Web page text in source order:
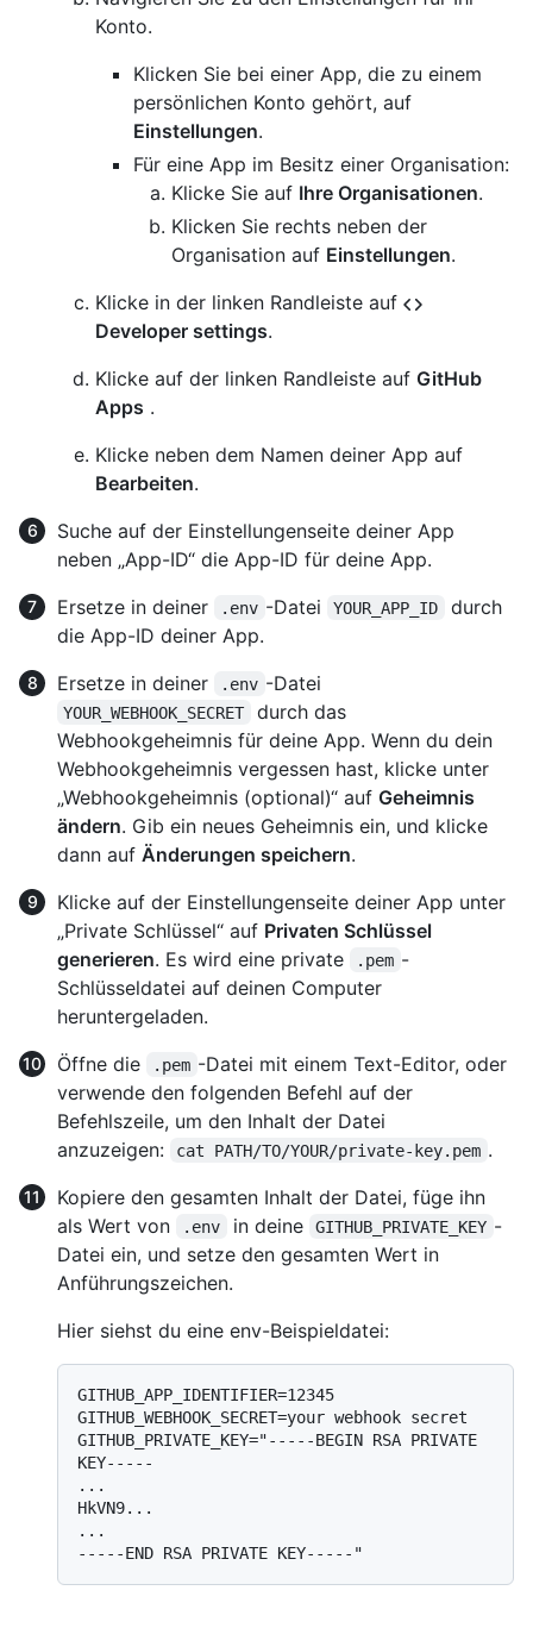
Konto.
Klicken Sie bei einer App, die zu einem
persönlichen Konto gehört, auf
Einstellungen.
Für eine App im Besitz einer Organisation:
Klicke Sie auf Ihre Organisationen.
Klicken Sie rechts neben der
Organisation auf Einstellungen.
Klicke in der linken Randleiste auf
Developer settings.
Klicke auf der linken Randleiste auf GitHub
Apps .
Klicke neben dem Namen deiner App auf
Bearbeiten.
Suche auf der Einstellungenseite deiner App
neben „App-ID“ die App-ID für deine App.
Ersetze in deiner
.env -Datei YOUR_APP_ID
durch
die App-ID deiner App.
Ersetze in deiner
.env -Datei
YOUR_WEBHOOK_SECRET
durch das
Webhookgeheimnis für deine App. Wenn du dein
Webhookgeheimnis vergessen hast, klicke unter
„Webhookgeheimnis (optional)“ auf Geheimnis
ändern. Gib ein neues Geheimnis ein, und klicke
dann auf Änderungen speichern.
Klicke auf der Einstellungenseite deiner App unter
„Private Schlüssel“ auf Privaten Schlüssel
generieren. Es wird eine private .pem -
Schlüsseldatei auf deinen Computer
heruntergeladen.
Öffne die
.pem -Datei mit einem Text-Editor, oder
verwende den folgenden Befehl auf der
Befehlszeile, um den Inhalt der Datei
anzuzeigen:
cat PATH/TO/YOUR/private-key.pem .
Kopiere den gesamten Inhalt der Datei, füge ihn
als Wert von
.env in deine GITHUB_PRIVATE_KEY -
Datei ein, und setze den gesamten Wert in
Anführungszeichen.
Hier siehst du eine env-Beispieldatei:
GITHUB_APP_IDENTIFIER=12345
GITHUB_WEBHOOK_SECRET=your webhook secret
GITHUB_PRIVATE_KEY="-----BEGIN RSA PRIVATE
KEY-----
...
HkVN9...
...